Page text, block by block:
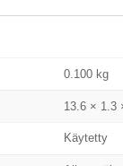
0.100 kg
13.6 × 1.3
Käytetty